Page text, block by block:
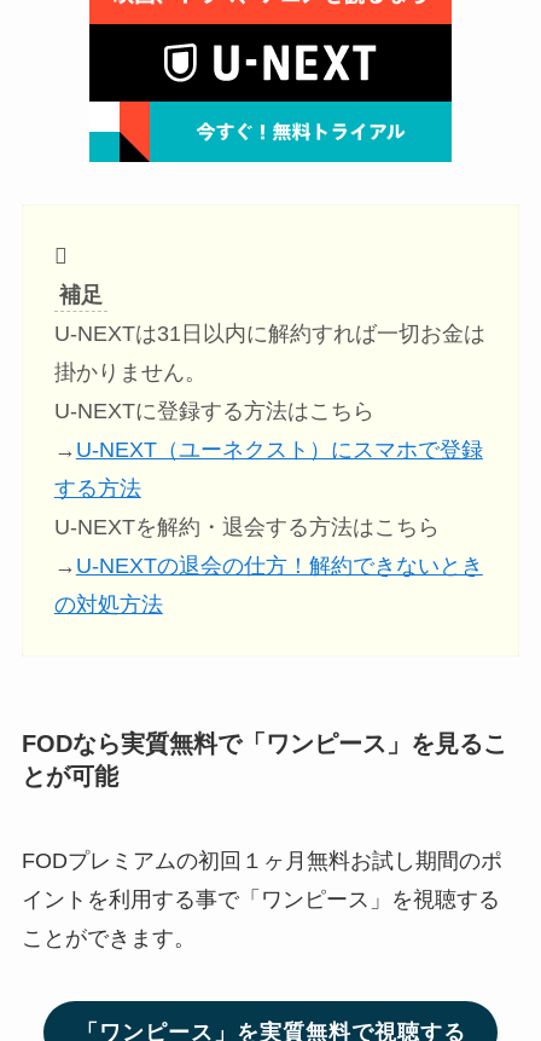
補足
U-NEXTは31日以内に解約すれば一切お金は
掛かりません。
U-NEXTに登録する方法はこちら
→ U-NEXT（ユーネクスト）にスマホで登録
する方法
U-NEXTを解約・退会する方法はこちら
→ U-NEXTの退会の仕方！解約できないとき
の対処方法
FODなら実質無料で「ワンピース」を見るこ
とが可能
FODプレミアムの初回１ヶ月無料お試し期間のポ
イントを利用する事で「ワンピース」を視聴する
ことができます。
「ワンピース」を実質無料で視聴する